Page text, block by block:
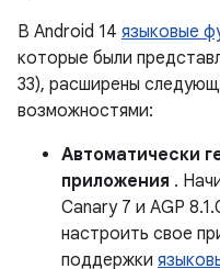
В Android 14 языковые
которые были
33), расширены
возможностями:
Автоматически
приложения .
Canary 7 и AGP
настроить свое
поддержки